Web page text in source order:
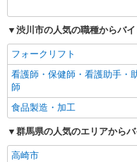
渋川市の人気の職種からバ
フォークリフト
看護師・保健師・看護助手・
師
食品製造・加工
群馬県の人気のエリアから
高崎市